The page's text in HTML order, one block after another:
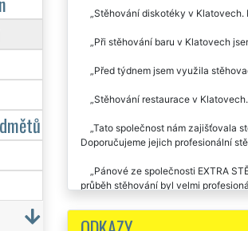
Stěhování diskotéky v Klatovech.
Při stěhování baru v Klatovech
Před týdnem jsem využila
Stěhování restaurace v
Tato společnost nám zajišťovala
Doporučujeme jejich profesionální
Pánové ze společnosti EXTRA
průběh stěhování byl velmi